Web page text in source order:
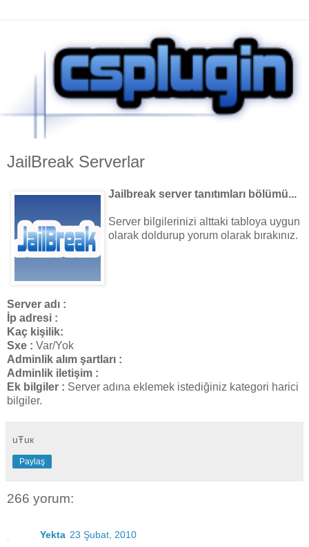
JailBreak Serverlar
Jailbreak server tanıtımları bölümü...
Server bilgilerinizi alttaki tabloya uygun
olarak doldurup yorum olarak bırakınız.
Server adı :
İp adresi :
Kaç kişilik:
Sxe : Var/Yok
Adminlik alım şartları :
Adminlik iletişim :
Ek bilgiler : Server adına eklemek istediğiniz kategori harici
bilgiler.
uŦuк
Paylaş
266 yorum:
Yekta 23 Şubat, 2010